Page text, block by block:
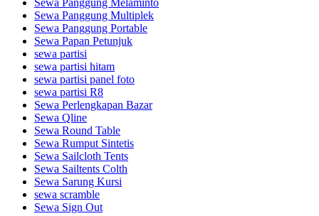
Sewa Panggung Melaminto
Sewa Panggung Multiplek
Sewa Panggung Portable
Sewa Papan Petunjuk
sewa partisi
sewa partisi hitam
sewa partisi panel foto
sewa partisi R8
Sewa Perlengkapan Bazar
Sewa Qline
Sewa Round Table
Sewa Rumput Sintetis
Sewa Sailcloth Tents
Sewa Sailtents Colth
Sewa Sarung Kursi
sewa scramble
Sewa Sign Out